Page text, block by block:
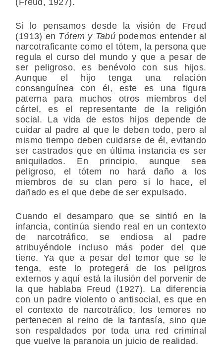
(Freud, 1927).
Si lo pensamos desde la visión de Freud
(1913) en Tótem y Tabú podemos entender al
narcotraficante como el tótem, la persona que
regula el curso del mundo y que a pesar de
ser peligroso, es benévolo con sus hijos.
Aunque el hijo tenga una relación
consanguínea con él, este es una figura
paterna para muchos otros miembros del
cártel, es el representante de la religión
social. La vida de estos hijos depende de
cuidar al padre al que le deben todo, pero al
mismo tiempo deben cuidarse de él, evitando
ser castrados que en última instancia es ser
aniquilados. En principio, aunque sea
peligroso, el tótem no hará daño a los
miembros de su clan pero si lo hace, el
dañado es el que debe de ser expulsado.
Cuando el desamparo que se sintió en la
infancia, continúa siendo real en un contexto
de narcotráfico, se endiosa al padre
atribuyéndole incluso más poder del que
tiene. Ya que a pesar del temor que se le
tenga, este lo protegerá de los peligros
externos y aquí está la ilusión del porvenir de
la que hablaba Freud (1927). La diferencia
con un padre violento o antisocial, es que en
el contexto de narcotráfico, los temores no
pertenecen al reino de la fantasía, sino que
son respaldados por toda una red criminal
que vuelve la paranoia un juicio de realidad.